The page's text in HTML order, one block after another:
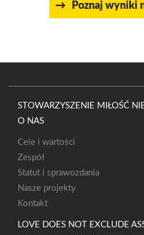
Poznaj wyniki
STOWARZYSZENIE MIŁOŚĆ
O NAS
Cele i wartości
Zespół
Statut i sprawozdania
Nasze projekty
Kontakt
LOVE DOES NOT EXCLUDE